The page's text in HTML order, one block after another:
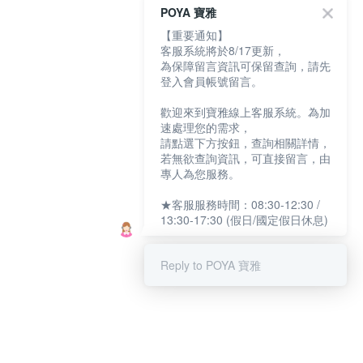
POYA 寶雅
【重要通知】
客服系統將於8/17更新，
為保障留言資訊可保留查詢，請先
登入會員帳號留言。
歡迎來到寶雅線上客服系統。為加
速處理您的需求，
請點選下方按鈕，查詢相關詳情，
若無欲查詢資訊，可直接留言，由
專人為您服務。
★客服服務時間：08:30-12:30 /
13:30-17:30 (假日/國定假日休息)
Reply to POYA 寶雅